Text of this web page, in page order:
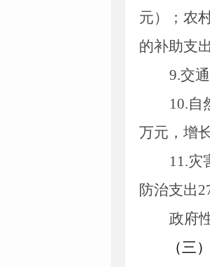
元）；农
的补助支出
9.交
10.自
万元，增
11.灾
防治支出
政府
（三）